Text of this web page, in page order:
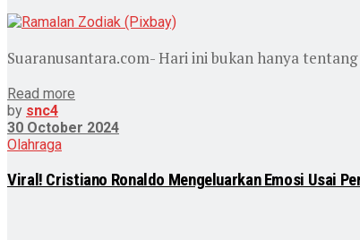
Suaranusantara.com- Hari ini bukan hanya
Read more
by snc4
30 October 2024
Olahraga
Viral! Cristiano Ronaldo Mengeluarkan Emosi Usai